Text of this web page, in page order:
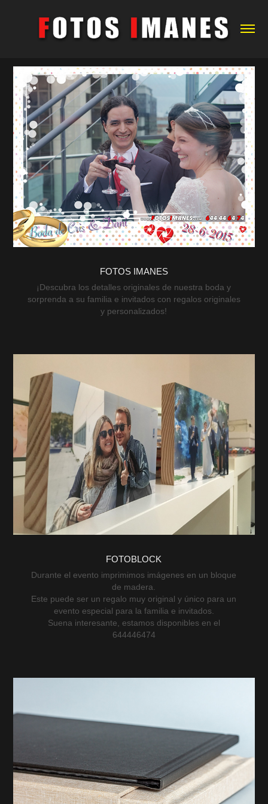
FOTOS IMANES
¡Descubra los detalles originales de nuestra boda y
sorprenda a su familia e invitados con regalos originales
y personalizados!
FOTOBLOCK
Durante el evento imprimimos imágenes en un bloque
de madera.
Este puede ser un regalo muy original y único para un
evento especial para la familia e invitados.
Suena interesante, estamos disponibles en el
644446474